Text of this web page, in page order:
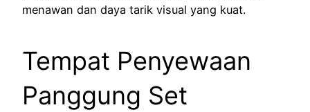
menawan dan daya tarik visual yang kuat.
Tempat Penyewaan
Panggung Set